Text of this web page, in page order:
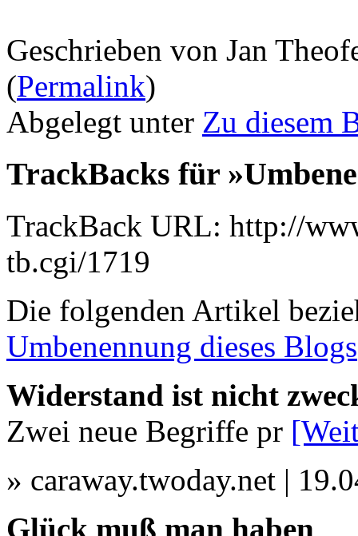
Geschrieben von Jan
(Permalink)
Abgelegt unter Zu diesem
TrackBacks für
TrackBack URL: http://
tb.cgi/1719
Die folgenden Artikel
Umbenennung dieses Blogs
Widerstand ist nicht
Zwei neue Begriffe pr
» caraway.twoday.net |
Glück muß man haben